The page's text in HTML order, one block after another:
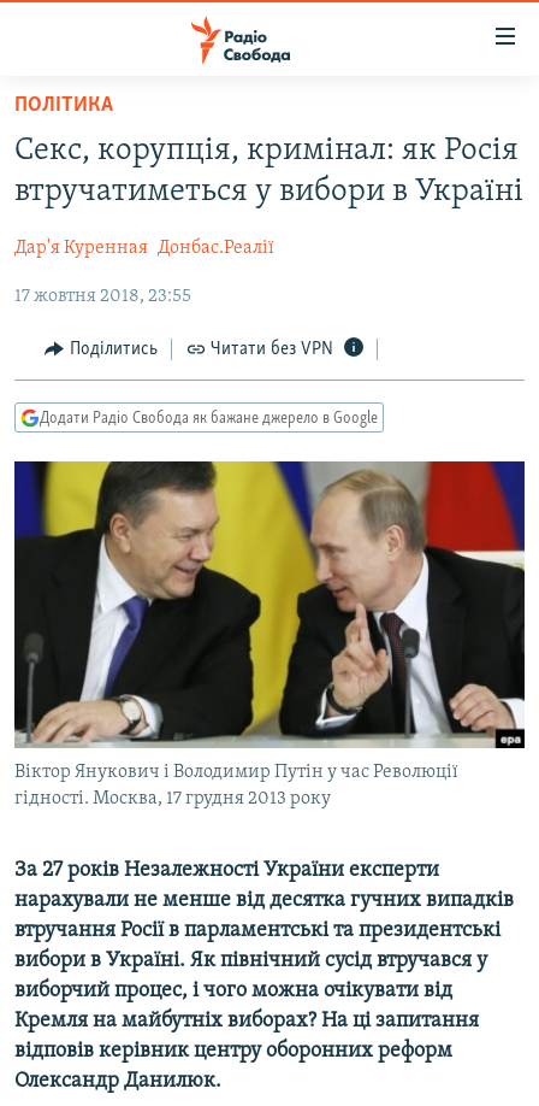
Перейти
основного
матеріалу
Перейти
до
навігації
Перейти
пошуку
ВСЕ ЗА ДОБУ
СТАТТІ
ПОЛІТИКА
ЕКОНОМІКА
СУСПІЛЬСТВО
СПОРТ
УКРАЇНА
ВІЙНА
РОСІЙСЬКА «ФІЛЬТРАЦІЯ»
ДОНБАС.РЕАЛІЇ
КРИМ.РЕАЛІЇ
ТИ ЯК?
СХЕМИ
КИТАЙ.ВИКЛИКИ
МУЛЬТИМЕДІА
СПЕЦПРОЄКТИ
ПОДКАСТИ
РУС
КТАТ
ДОЛУЧАЙСЯ!
ПОЛІТИКА
Секс, корупція, кримінал: як Росія
втручатиметься у вибори в Україні
Дар'я Куренная Донбас.Реалії
17 жовтня 2018, 23:55
Поділитись Читати без VPN
Додати Радіо Свобода як бажане джерело в Google
Віктор Янукович і Володимир Путін у час Революції
гідності. Москва, 17 грудня 2013 року
За 27 років Незалежності України експерти
нарахували не менше від десятка гучних випадків
втручання Росії в парламентські та президентські
вибори в Україні. Як північний сусід втручався у
виборчий процес, і чого можна очікувати від
Кремля на майбутніх виборах? На ці запитання
відповів керівник центру оборонних реформ
Олександр Данилюк.​